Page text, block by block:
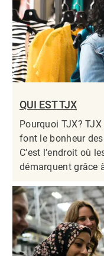
QUI EST TJX
Pourquoi TJX?
font le bonheur
C’est l’endroit où
démarquent grâce